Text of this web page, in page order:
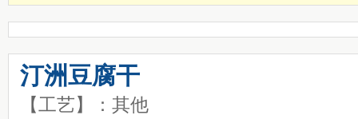
汀洲豆腐干
【工艺】：其他